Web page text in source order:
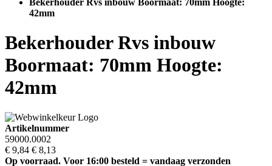
Bekerhouder Rvs inbouw Boormaat: 70mm Hoogte:
42mm
Bekerhouder Rvs inbouw
Boormaat: 70mm Hoogte:
42mm
Artikelnummer
59000.0002
€ 9,84 € 8,13
Op voorraad. Voor 16:00 besteld = vandaag verzonden